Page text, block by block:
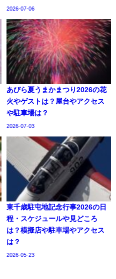
2026-07-06
あびら夏うまかまつり2026の花
火やゲストは？屋台やアクセス
や駐車場は？
2026-07-03
東千歳駐屯地記念行事2026の日
程・スケジュールや見どころ
は？模擬店や駐車場やアクセス
は？
2026-05-23